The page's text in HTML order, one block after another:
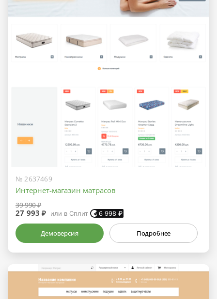
№ 2637469
Интернет-магазин матрасов
39 990 ₽
27 993 ₽ или в Сплит 6 998₽
Демоверсия Подробнее